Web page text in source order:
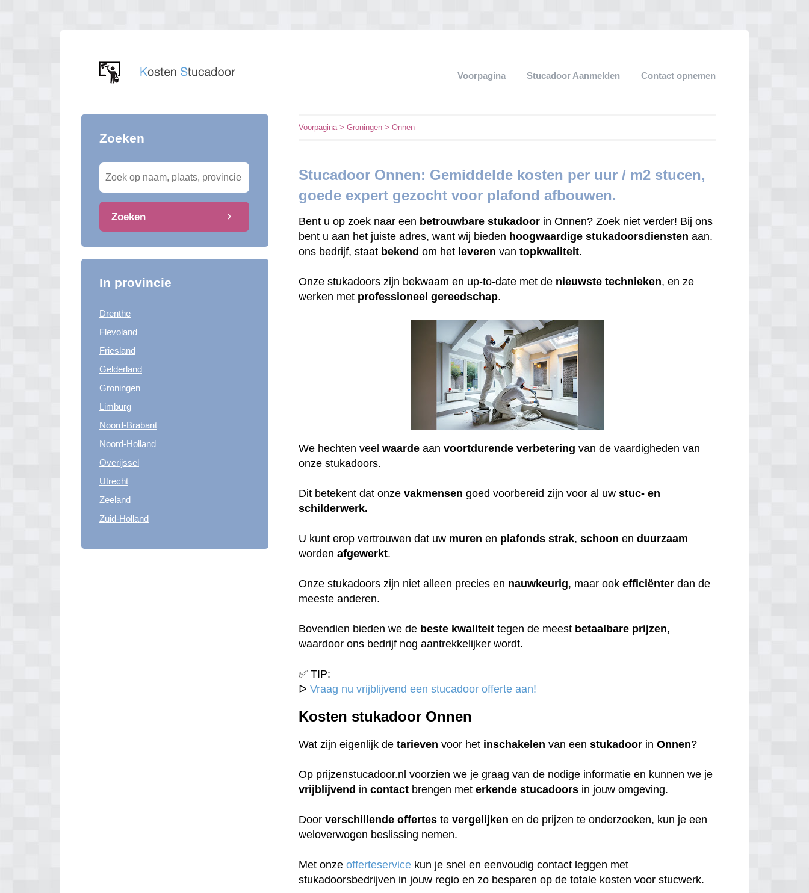
Voorpagina Stucadoor Aanmelden Contact opnemen
Zoeken
Zoeken
In provincie
Drenthe
Flevoland
Friesland
Gelderland
Groningen
Limburg
Noord-Brabant
Noord-Holland
Overijssel
Utrecht
Zeeland
Zuid-Holland
Voorpagina>Groningen > Onnen
Stucadoor Onnen: Gemiddelde kosten per uur / m2 stucen,
goede expert gezocht voor plafond afbouwen.
Bent u op zoek naar een betrouwbare stukadoor in Onnen? Zoek niet verder! Bij ons
bent u aan het juiste adres, want wij bieden hoogwaardige stukadoorsdiensten aan.
ons bedrijf, staat bekend om het leveren vantopkwaliteit.
Onze stukadoors zijn bekwaam en up-to-date met de nieuwste technieken, en ze
werken met professioneel gereedschap.
We hechten veelwaarde aanvoortdurende verbetering van de vaardigheden van
onze stukadoors.
Dit betekent dat onzevakmensen goed voorbereid zijn voor al uwstuc- en
schilderwerk.
U kunt erop vertrouwen dat uw muren en plafonds strak,schoon enduurzaam
wordenafgewerkt.
Onze stukadoors zijn niet alleen precies en nauwkeurig, maar ookefficiënter dan de
meeste anderen.
Bovendien bieden we de beste kwaliteit tegen de meest betaalbare prijzen,
waardoor ons bedrijf nog aantrekkelijker wordt.
✅ TIP:
ᐅVraag nu vrijblijvend een stucadoor offerte aan!
Kosten stukadoor Onnen
Wat zijn eigenlijk detarieven voor het inschakelen van eenstukadoor inOnnen?
Op prijzenstucadoor.nl voorzien we je graag van de nodige informatie en kunnen we je
vrijblijvend incontact brengen meterkende stucadoors in jouw omgeving.
Doorverschillende offertes tevergelijken en de prijzen te onderzoeken, kun je een
weloverwogen beslissing nemen.
Met onzeofferteservice kun je snel en eenvoudig contact leggen met
stukadoorsbedrijven in jouw regio en zo besparen op de totale kosten voor stucwerk.